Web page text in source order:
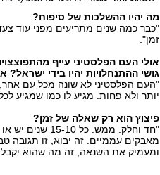
מה יהיו ההשלכות של סיפוח?
"כבר כמה שנים מתריעים מפני עוד
זמן".
אולי העם הפלסטיני עייף
גושי ההתנחלויות יהיו בידי ישראל?
"העם הפלסטיני לא שונה מכל עם אחר,
יותר ולא פחות. מגיע לו כמו שמגיע
פיצוץ הוא רק שאלה של זמן?
"חד וחלק. ממש.
מאבקים עממיים. זה יבוא, זו תגובה
ומעמיק את השנאה, זה מה שהוא